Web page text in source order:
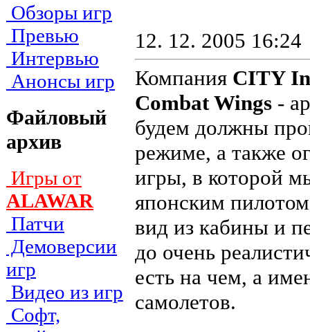
Обзоры игр
Превью
Интервью
Анонсы игр
Файловый
архив
Игры от
ALAWAR
Патчи
Демоверсии
игр
Видео из игр
Софт,
12. 12. 2005 16:24
Компания CITY
Combat Wings -
будем должны
режиме, а также
игры, в которой
японским
вид из кабины и
до очень
есть на чем, а
самолетов.